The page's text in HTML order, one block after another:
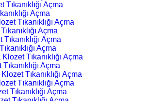
Tıkanıklığı Açma
Açma
Tıkanıklığı Açma
Açma
Açma
Açma
Tıkanıklığı Açma
Açma
Tıkanıklığı Açma
Tıkanıklığı Açma
Tıkanıklığı Açma